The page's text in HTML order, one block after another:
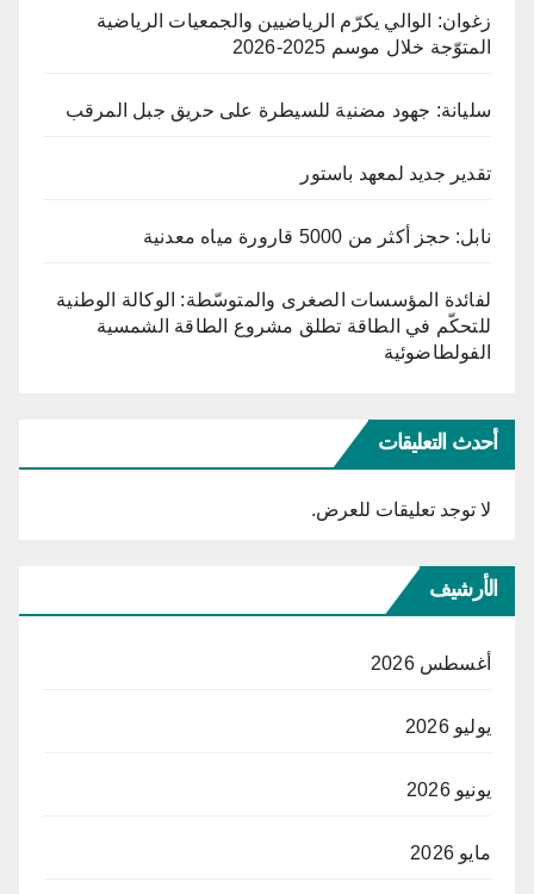
زغوان: الوالي يكرّم الرياضيين والجمعيات الرياضية
المتوّجة خلال موسم 2025-2026
سليانة: جهود مضنية للسيطرة على حريق جبل المرقب
تقدير جديد لمعهد باستور
نابل: حجز أكثر من 5000 قارورة مياه معدنية
لفائدة المؤسسات الصغرى والمتوسّطة: الوكالة الوطنية
للتحكّم في الطاقة تطلق مشروع الطاقة الشمسية
الفولطاضوئية
أحدث التعليقات
لا توجد تعليقات للعرض.
الأرشيف
أغسطس 2026
يوليو 2026
يونيو 2026
مايو 2026